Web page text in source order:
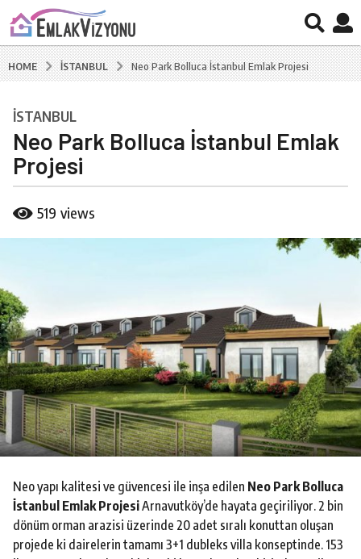
HOME İSTANBUL Neo Park Bolluca İstanbul Emlak Projesi
6
y
ı
l
g
ı
l
a
g
o
İSTANBUL
Neo Park Bolluca İstanbul Emlak
Projesi
y
B
k
C
a
l
519 views
Neo yapı kalitesi ve güvencesi ile inşa edilen Neo Park Bolluca
İstanbul Emlak ProjesiArnavutköy’de hayata geçiriliyor. 2 bin
dönüm orman arazisi üzerinde 20 adet sıralı konuttan oluşan
projede ki dairelerin tamamı 3+1 dubleks villa konseptinde. 153